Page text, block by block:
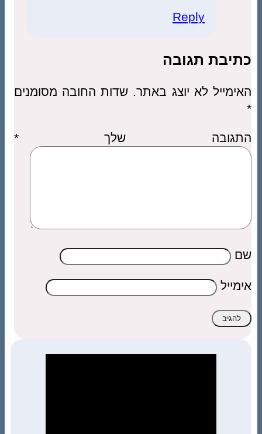
Reply
כתיבת תגובה
האימייל לא יוצג באתר. שדות החובה מסומנים
*
התגובה שלך*
שם
אימייל